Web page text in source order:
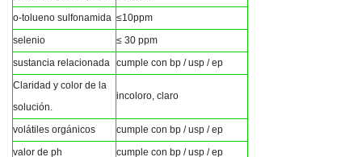
o-tolueno sulfonamida ≤10ppm
selenio
≤ 30 ppm
sustancia relacionada cumple con bp / usp / ep
Claridad y color de la
solución.
incoloro, claro
volátiles orgánicos
cumple con bp / usp / ep
valor de ph
cumple con bp / usp / ep